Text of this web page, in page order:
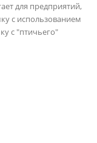
для предприятий,
с использованием
с "птичьего"